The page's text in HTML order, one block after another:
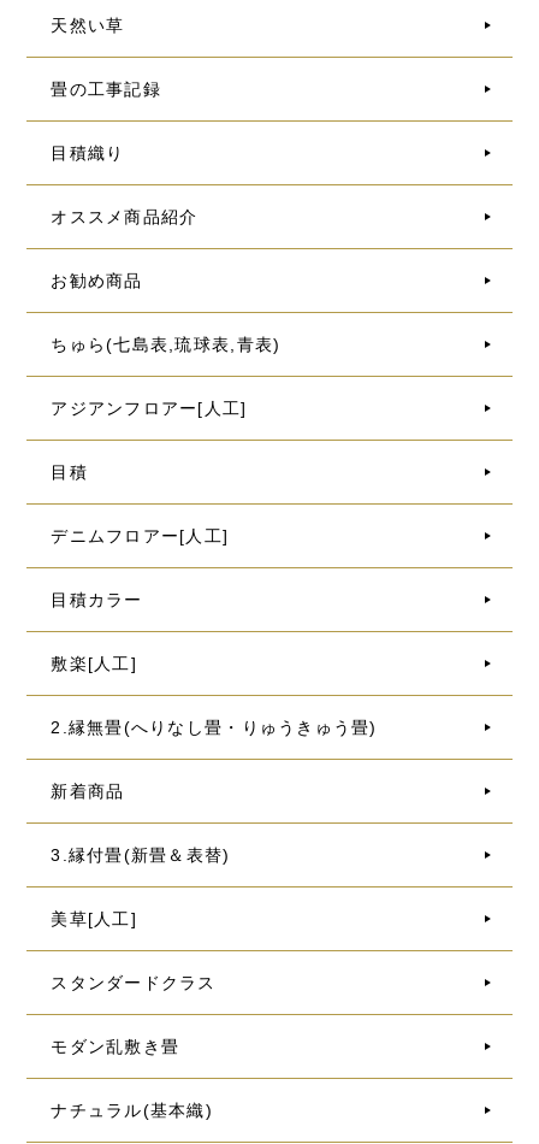
天然い草
畳の工事記録
目積織り
オススメ商品紹介
お勧め商品
ちゅら(七島表,琉球表,青表)
アジアンフロアー[人工]
目積
デニムフロアー[人工]
目積カラー
敷楽[人工]
2.縁無畳(へりなし畳・りゅうきゅう畳)
新着商品
3.縁付畳(新畳＆表替)
美草[人工]
スタンダードクラス
モダン乱敷き畳
ナチュラル(基本織)